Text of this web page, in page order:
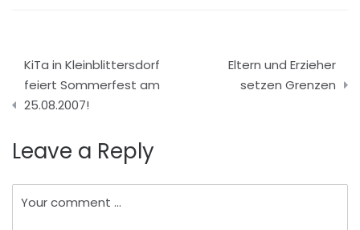
Beitragsnavigation
KiTa in Kleinblittersdorf
feiert Sommerfest am
25.08.2007!
Eltern und Erzieher
setzen Grenzen
Leave a Reply